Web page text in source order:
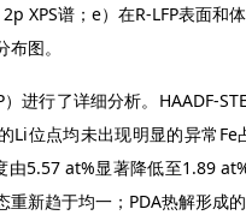
XPS谱；e）在R-LFP表面和
布图。
进行了详细分析。HAADF-
Li位点均未出现明显的异常
由5.57 at%显著降低至1.89
重新趋于均一；PDA热解形成